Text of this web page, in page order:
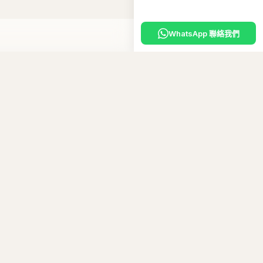
WhatsApp 聯絡我們